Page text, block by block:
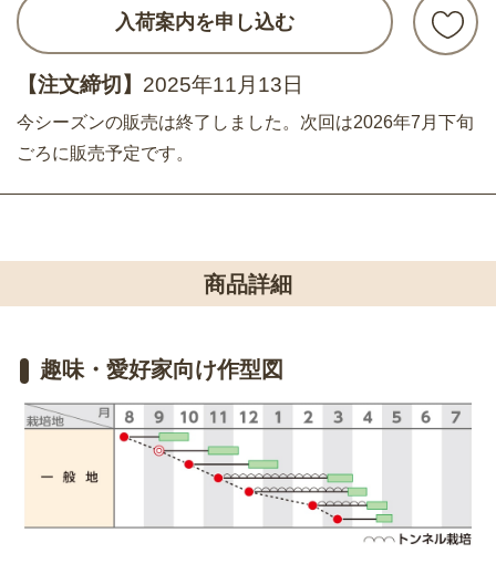
入荷案内を申し込む
【注文締切】 2025年11月13日
今シーズンの販売は終了しました。次回は2026年7月下旬
ごろに販売予定です。
商品詳細
趣味・愛好家向け作型図